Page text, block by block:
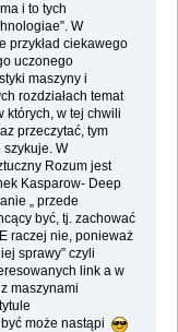
i to tych
W
przykład ciekawego
uczonego
maszyny i
rozdziałach temat
których, w tej chwili
przeczytać, tym
szykuje. W
Rozum jest
Kasparow- Deep
„ przede
być, tj. zachować
raczej nie, ponieważ
sprawy” czyli
link a w
maszynami
może nastąpi